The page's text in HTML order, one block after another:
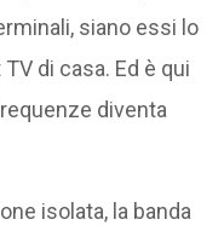
siano essi lo
di casa. Ed è qui
diventa
isolata, la banda